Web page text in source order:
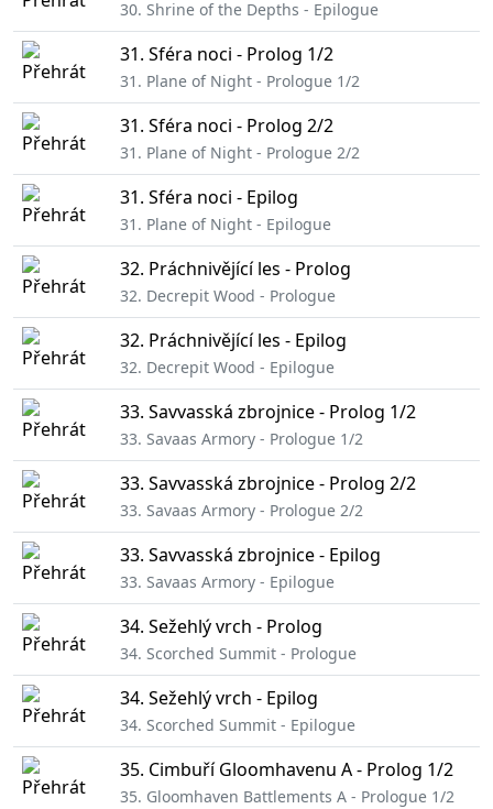
30. Shrine of the Depths - Epilogue
31. Sféra noci - Prolog 1/2
31. Plane of Night - Prologue 1/2
31. Sféra noci - Prolog 2/2
31. Plane of Night - Prologue 2/2
31. Sféra noci - Epilog
31. Plane of Night - Epilogue
32. Práchnivějící les - Prolog
32. Decrepit Wood - Prologue
32. Práchnivějící les - Epilog
32. Decrepit Wood - Epilogue
33. Savvasská zbrojnice - Prolog 1/2
33. Savaas Armory - Prologue 1/2
33. Savvasská zbrojnice - Prolog 2/2
33. Savaas Armory - Prologue 2/2
33. Savvasská zbrojnice - Epilog
33. Savaas Armory - Epilogue
34. Sežehlý vrch - Prolog
34. Scorched Summit - Prologue
34. Sežehlý vrch - Epilog
34. Scorched Summit - Epilogue
35. Cimbuří Gloomhavenu A - Prolog 1/2
35. Gloomhaven Battlements A - Prologue 1/2